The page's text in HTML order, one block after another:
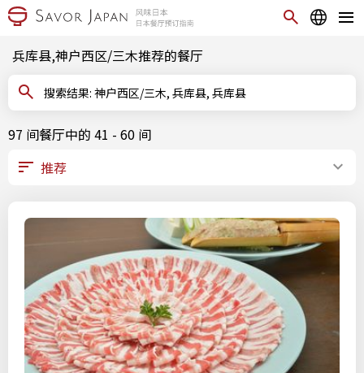
兵库县,神户西区/三木推荐的餐厅
搜索结果: 神户西区/三木, 兵库县, 兵库县
97 间餐厅中的 41 - 60 间